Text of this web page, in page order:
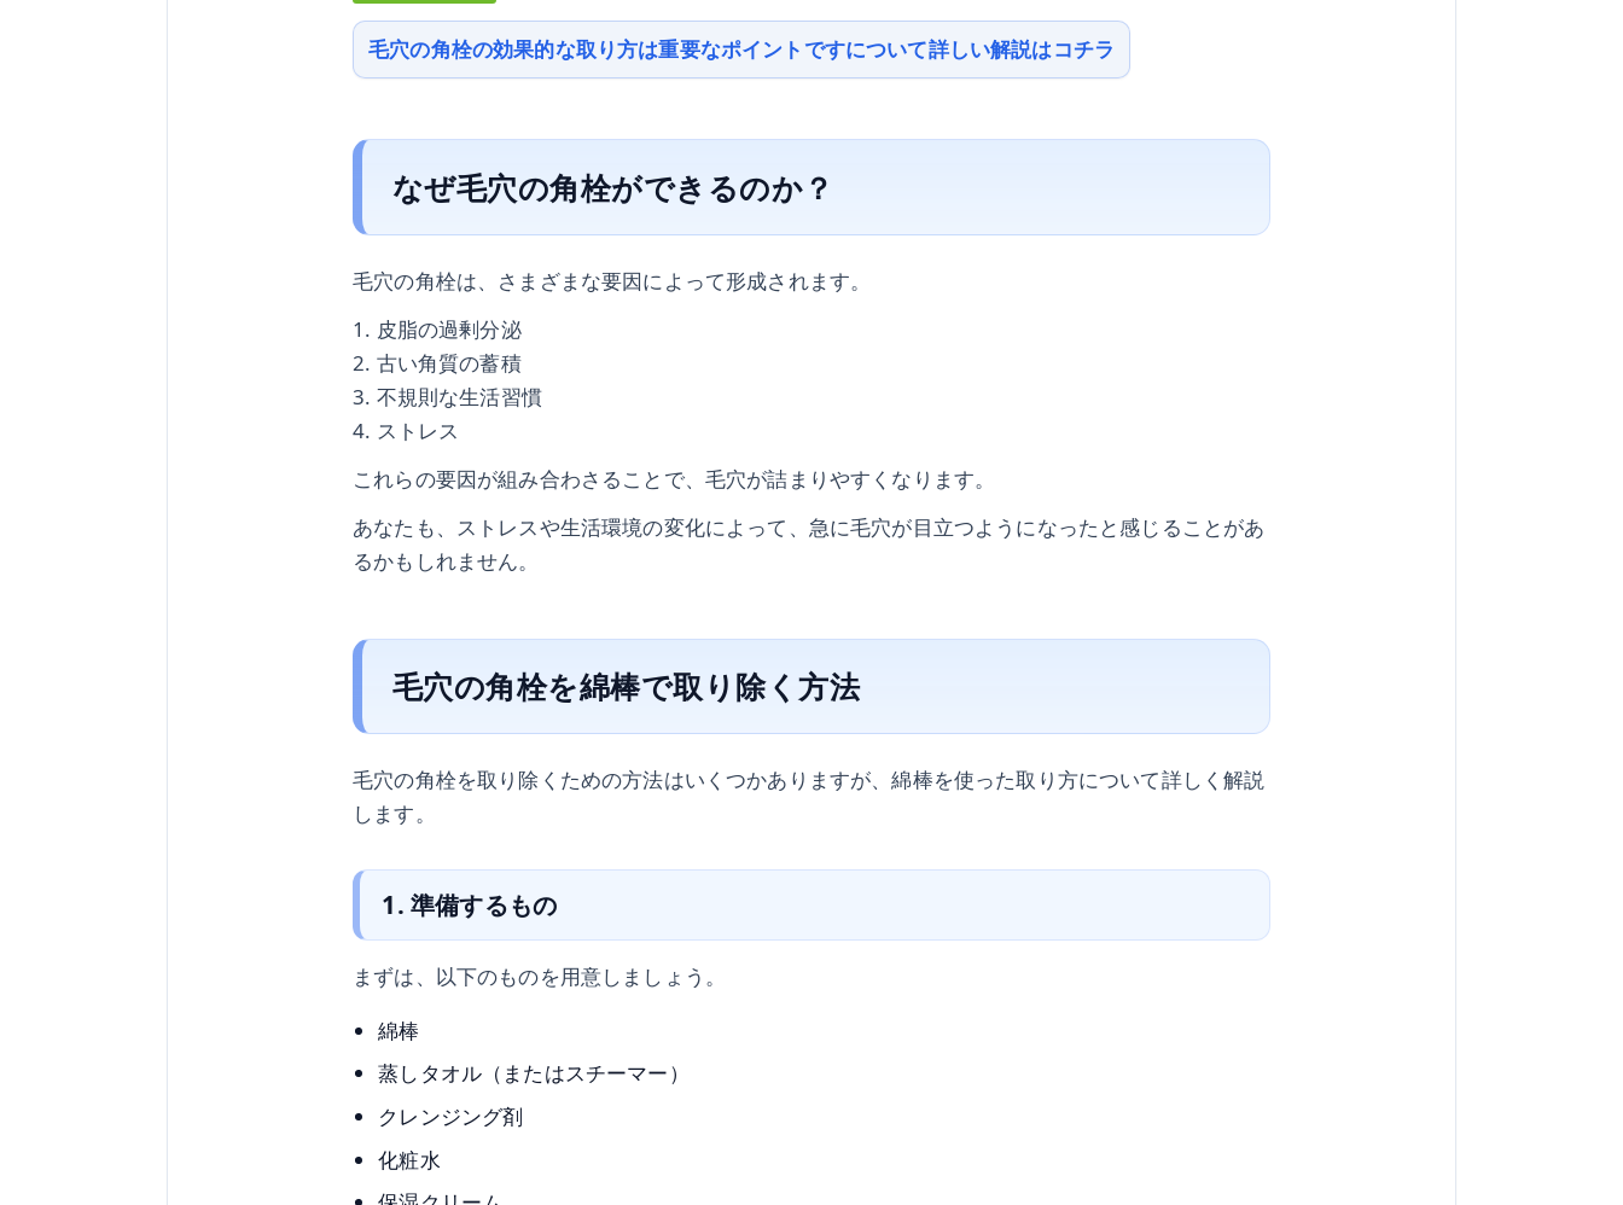
毛穴の角栓の効果的な取り方は重要なポイントですについて詳しい解説はコチラ
なぜ毛穴の角栓ができるのか？
毛穴の角栓は、さまざまな要因によって形成されます。
1. 皮脂の過剰分泌
2. 古い角質の蓄積
3. 不規則な生活習慣
4. ストレス
これらの要因が組み合わさることで、毛穴が詰まりやすくなります。
あなたも、ストレスや生活環境の変化によって、急に毛穴が目立つようになったと感じることがあ
るかもしれません。
毛穴の角栓を綿棒で取り除く方法
毛穴の角栓を取り除くための方法はいくつかありますが、綿棒を使った取り方について詳しく解説
します。
1. 準備するもの
まずは、以下のものを用意しましょう。
綿棒
蒸しタオル（またはスチーマー）
クレンジング剤
化粧水